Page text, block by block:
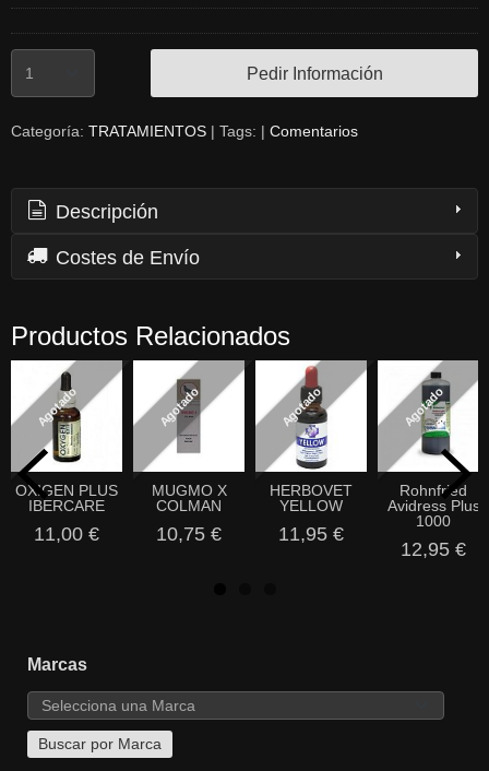
Marcas
Pedir Información
Categoría: TRATAMIENTOS | Tags: | Comentarios
Descripción
Costes de Envío
Productos Relacionados
Agotado
OXIGEN PLUS
IBERCARE
11,00 €
Agotado
MUGMO X
COLMAN
10,75 €
Agotado
HERBOVET
YELLOW
11,95 €
Agotado
Rohnfried
Avidress Plus
1000
12,95 €